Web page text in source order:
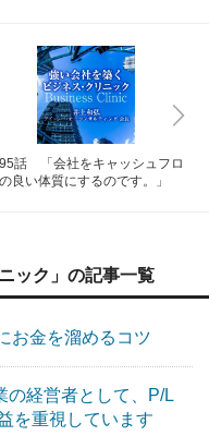
話 「会社をキャッシュフロ
良い体質にするのです。」
ック」の記事一覧
金を溜めるコツ
経営者として、P/L
を重視しています